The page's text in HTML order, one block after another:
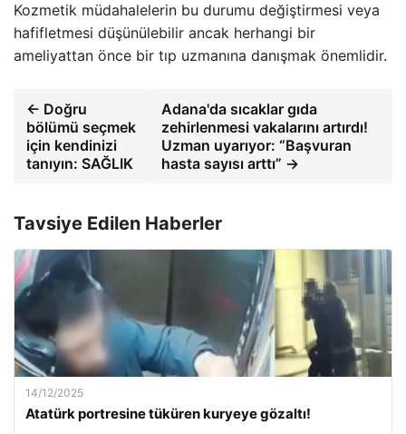
Kozmetik müdahalelerin bu durumu değiştirmesi veya
hafifletmesi düşünülebilir ancak herhangi bir
ameliyattan önce bir tıp uzmanına danışmak önemlidir.
← Doğru
bölümü seçmek
için kendinizi
tanıyın: SAĞLIK
Adana'da sıcaklar gıda
zehirlenmesi vakalarını artırdı!
Uzman uyarıyor: “Başvuran
hasta sayısı arttı” →
Tavsiye Edilen Haberler
14/12/2025
Atatürk portresine tüküren kuryeye gözaltı!